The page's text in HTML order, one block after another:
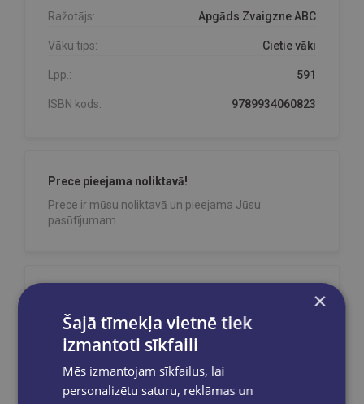
Ražotājs: Apgāds Zvaigzne ABC
Vāku tips: Cietie vāki
Lpp.: 591
ISBN kods: 9789934060823
Prece pieejama noliktavā!
Prece ir mūsu noliktavā un pieejama Jūsu
pasūtījumam.
Pasūtījumu apstrāde notiek darba dienās.
Apmaksātie pasūtījumi tiek
izsūtīti 2-5 darba dienu laikā.
Bezmaksas piegādeuz OMNIVA
×
Šajā tīmekļa vietnē tiek
izmantoti sīkfaili
Mēs izmantojam sīkfailus, lai
personalizētu saturu, reklāmas un